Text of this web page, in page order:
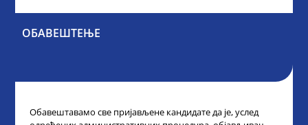
ОБАВЕШТЕЊЕ
Обавештавамо све пријављене кандидате да је, услед